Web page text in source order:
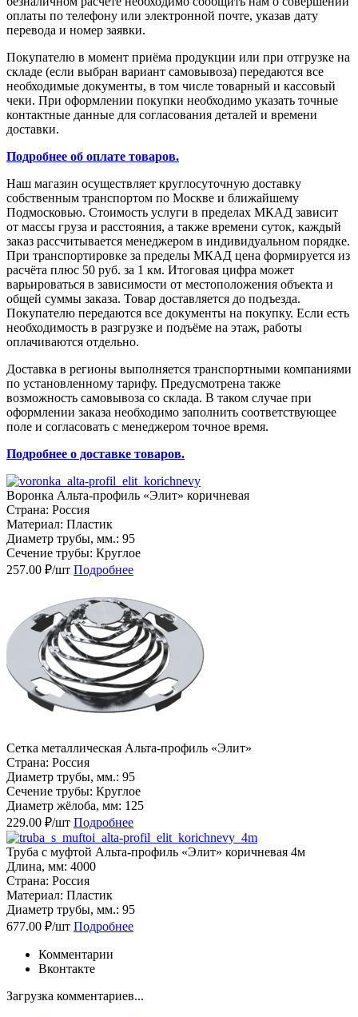
оплаты по телефону или электронной почте, указав дату
перевода и номер заявки.
Покупателю в момент приёма продукции или при отгрузке на
складе (если выбран вариант самовывоза) передаются все
необходимые документы, в том числе товарный и кассовый
чеки. При оформлении покупки необходимо указать точные
контактные данные для согласования деталей и времени
доставки.
Подробнее об оплате товаров.
Наш магазин осуществляет круглосуточную доставку
собственным транспортом по Москве и ближайшему
Подмосковью. Стоимость услуги в пределах МКАД зависит
от массы груза и расстояния, а также времени суток, каждый
заказ рассчитывается менеджером в индивидуальном порядке.
При транспортировке за пределы МКАД цена формируется из
расчёта плюс 50 руб. за 1 км. Итоговая цифра может
варьироваться в зависимости от местоположения объекта и
общей суммы заказа. Товар доставляется до подъезда.
Покупателю передаются все документы на покупку. Если есть
необходимость в разгрузке и подъёме на этаж, работы
оплачиваются отдельно.
Доставка в регионы выполняется транспортными компаниями
по установленному тарифу. Предусмотрена также
возможность самовывоза со склада. В таком случае при
оформлении заказа необходимо заполнить соответствующее
поле и согласовать с менеджером точное время.
Подробнее о доставке товаров.
Воронка Альта-профиль «Элит» коричневая
Страна: Россия
Материал: Пластик
Диаметр трубы, мм.: 95
Сечение трубы: Круглое
257.00 ₽/шт Подробнее
Сетка металлическая Альта-профиль «Элит»
Страна: Россия
Диаметр трубы, мм.: 95
Сечение трубы: Круглое
Диаметр жёлоба, мм: 125
229.00 ₽/шт Подробнее
Труба с муфтой Альта-профиль «Элит» коричневая 4м
Длина, мм: 4000
Страна: Россия
Материал: Пластик
Диаметр трубы, мм.: 95
677.00 ₽/шт Подробнее
Комментарии
Вконтакте
Загрузка комментариев...